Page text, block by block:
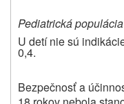
Pediatrická populácia
U detí nie sú
0,4.
Bezpečnosť a